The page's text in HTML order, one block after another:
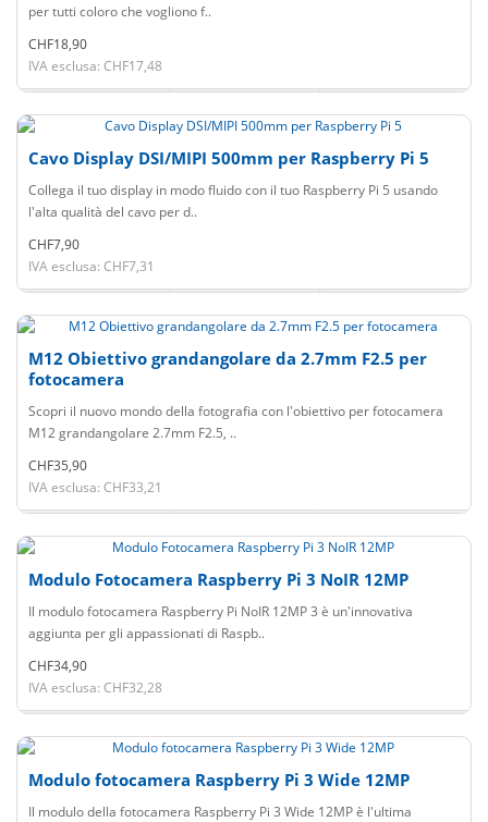
per tutti coloro che vogliono f..
CHF18,90
IVA esclusa: CHF17,48
Cavo Display DSI/MIPI 500mm per Raspberry Pi 5
Collega il tuo display in modo fluido con il tuo Raspberry Pi 5 usando
l'alta qualità del cavo per d..
CHF7,90
IVA esclusa: CHF7,31
M12 Obiettivo grandangolare da 2.7mm F2.5 per
fotocamera
Scopri il nuovo mondo della fotografia con l'obiettivo per fotocamera
M12 grandangolare 2.7mm F2.5, ..
CHF35,90
IVA esclusa: CHF33,21
Modulo Fotocamera Raspberry Pi 3 NoIR 12MP
Il modulo fotocamera Raspberry Pi NoIR 12MP 3 è un'innovativa
aggiunta per gli appassionati di Raspb..
CHF34,90
IVA esclusa: CHF32,28
Modulo fotocamera Raspberry Pi 3 Wide 12MP
Il modulo della fotocamera Raspberry Pi 3 Wide 12MP è l'ultima